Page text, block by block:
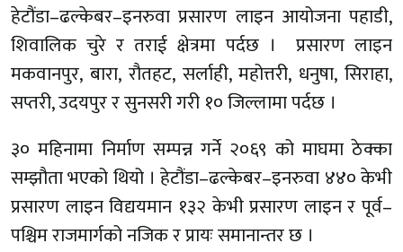
हेटौंडा–ढल्केबर–इनरुवा प्रसारण लाइन आयोजना पहाडी,
शिवालिक चुरे र तराई क्षेत्रमा पर्दछ । प्रसारण लाइन
मकवानपुर, बारा, रौतहट, सर्लाही, महोत्तरी, धनुषा, सिराहा,
सप्तरी, उदयपुर र सुनसरी गरी १० जिल्लामा पर्दछ ।
३० महिनामा निर्माण सम्पन्न गर्ने २०६९ को माघमा ठेक्का
सम्झौता भएको थियो । हेटौंडा–ढल्केबर–इनरुवा ४४० केभी
प्रसारण लाइन विद्ययमान १३२ केभी प्रसारण लाइन र पूर्व–
पश्चिम राजमार्गको नजिक र प्रायः समानान्तर छ ।